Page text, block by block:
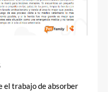
el trabajo de absorber